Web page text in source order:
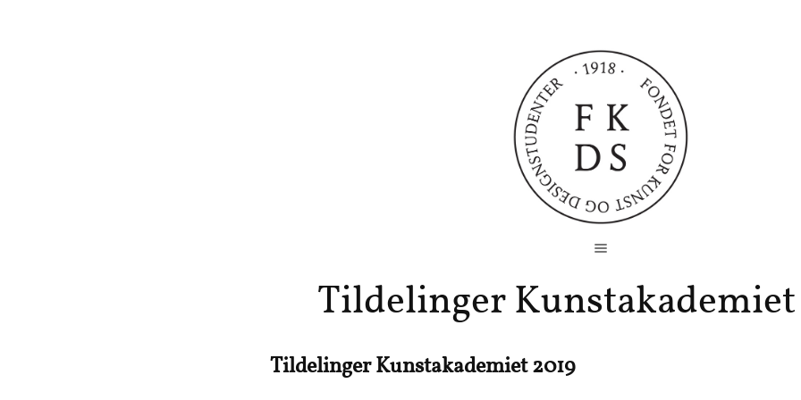
Tildelinger Kunstakademiet
Tildelinger Kunstakademiet 2019